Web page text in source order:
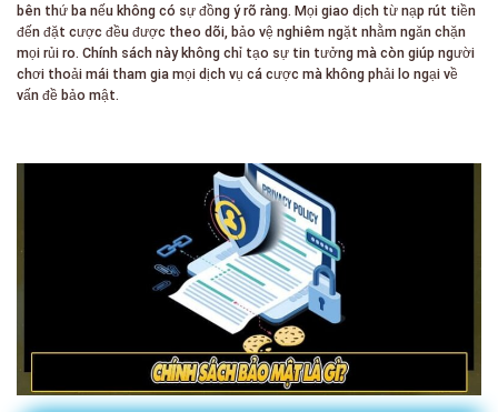
bên thứ ba nếu không có sự đồng ý rõ ràng. Mọi giao dịch từ nạp rút tiền
đến đặt cược đều được theo dõi, bảo vệ nghiêm ngặt nhằm ngăn chặn
mọi rủi ro. Chính sách này không chỉ tạo sự tin tưởng mà còn giúp người
chơi thoải mái tham gia mọi dịch vụ cá cược mà không phải lo ngại về
vấn đề bảo mật.